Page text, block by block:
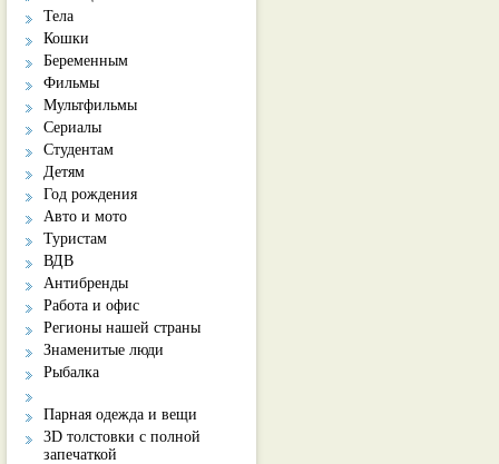
Тела
Кошки
Беременным
Фильмы
Мультфильмы
Сериалы
Студентам
Детям
Год рождения
Авто и мото
Туристам
ВДВ
Антибренды
Работа и офис
Регионы нашей страны
Знаменитые люди
Рыбалка
Парная одежда и вещи
3D толстовки с полной
запечаткой